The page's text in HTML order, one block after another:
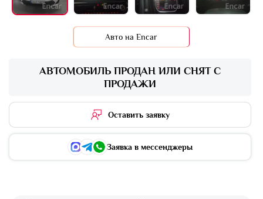
АВТОМОБИЛЬ ПРОДАН ИЛИ СНЯТ С
ПРОДАЖИ
Оставить заявку
Заявка в мессенджеры
Авто на Encar